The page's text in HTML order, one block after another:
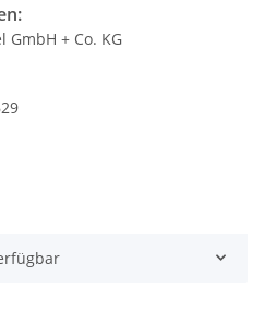
GmbH + Co. KG